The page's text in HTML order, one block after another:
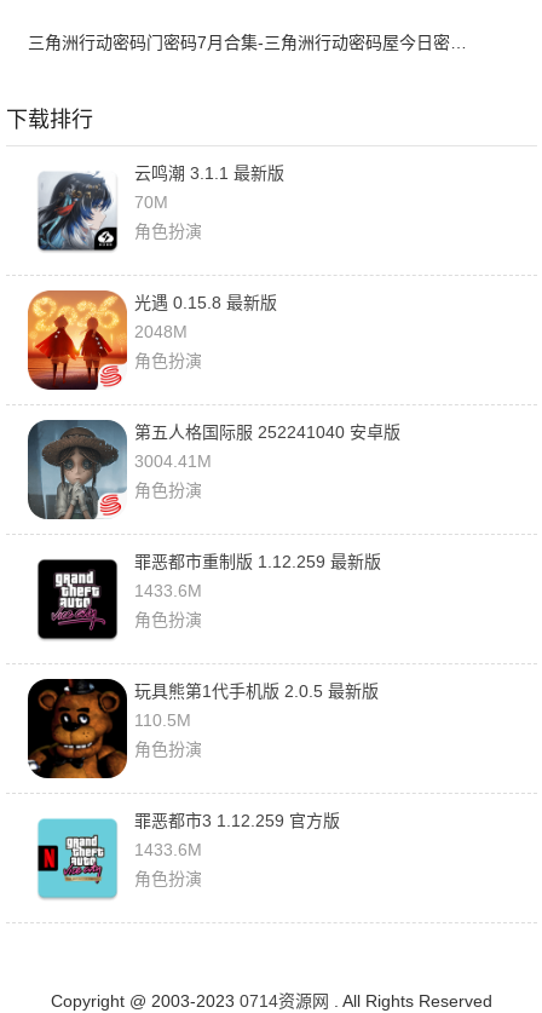
三角洲行动密码门密码7月合集-三角洲行动密码屋今日密码大全2026最新7月
下载排行
云鸣潮 3.1.1 最新版
70M
角色扮演
光遇 0.15.8 最新版
2048M
角色扮演
第五人格国际服 252241040 安卓版
3004.41M
角色扮演
罪恶都市重制版 1.12.259 最新版
1433.6M
角色扮演
玩具熊第1代手机版 2.0.5 最新版
110.5M
角色扮演
罪恶都市3 1.12.259 官方版
1433.6M
角色扮演
Copyright @ 2003-2023 0714资源网 . All Rights Reserved